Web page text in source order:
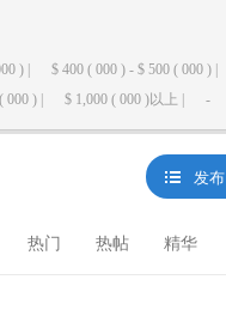
) |
$ 400 ( 000 ) - $ 500 ( 000 ) |
) | $ 1,000 ( 000 )以上 | -
发
热门 热帖 精华